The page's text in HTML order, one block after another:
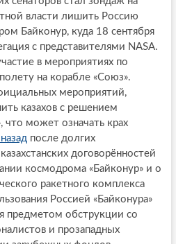
власти лишить Россию
Байконур, куда 18 сентября
с представителями NASA.
в мероприятиях по
на корабле «Союз».
мероприятий,
казахов с решением
что может означать крах
после долгих
договорённостей
космодрома «Байконур» и о
ракетного комплекса
Россией «Байконура»
предметом обструкции со
и прозападных